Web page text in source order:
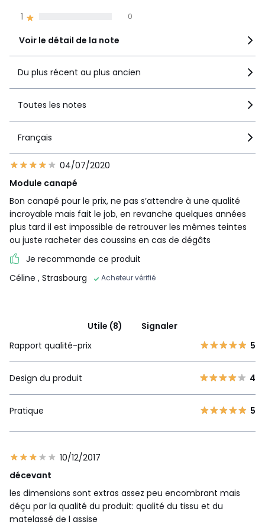
1 0
Voir le détail de la note
Du plus récent au plus ancien
Toutes les notes
Français
04/07/2020
Module canapé
Bon canapé pour le prix, ne pas s’attendre à une qualité
incroyable mais fait le job, en revanche quelques années
plus tard il est impossible de retrouver les mêmes teintes
ou juste racheter des coussins en cas de dégâts
Je recommande ce produit
Céline , Strasbourg Acheteur vérifié
Utile (8)
Signaler
Rapport qualité-prix
5
Design du produit 4
Pratique 5
10/12/2017
décevant
les dimensions sont extras assez peu encombrant mais
déçu par la qualité du produit: qualité du tissu et du
matelassé de l assise